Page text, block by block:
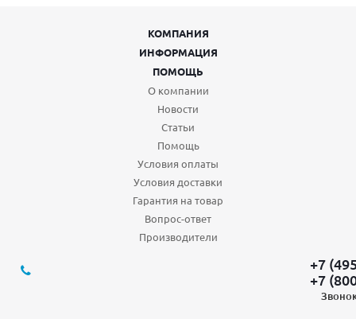
КОМПАНИЯ
ИНФОРМАЦИЯ
ПОМОЩЬ
О компании
Новости
Статьи
Помощь
Условия оплаты
Условия доставки
Гарантия на товар
Вопрос-ответ
Производители
+7
+7